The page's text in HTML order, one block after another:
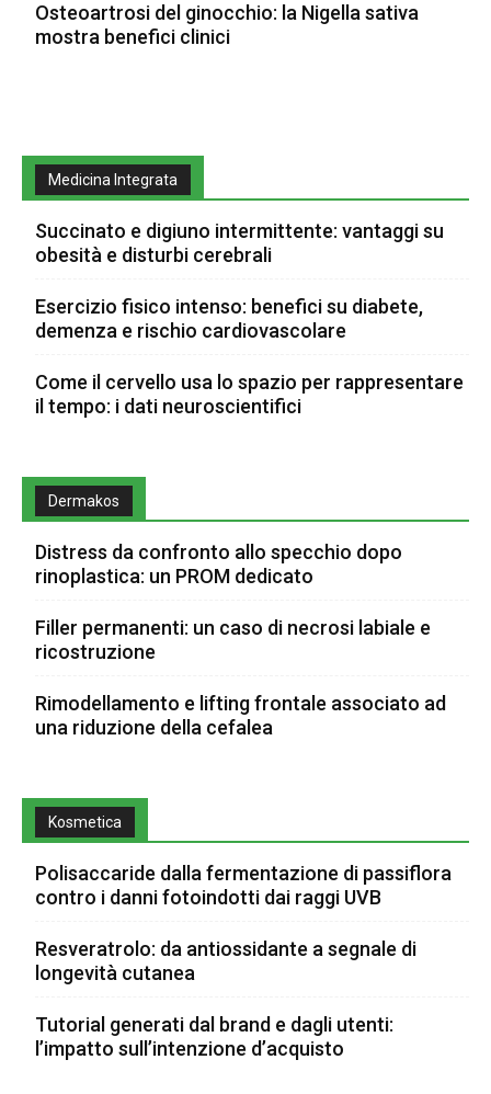
Osteoartrosi del ginocchio: la Nigella sativa
mostra benefici clinici
Medicina Integrata
Succinato e digiuno intermittente: vantaggi su
obesità e disturbi cerebrali
Esercizio fisico intenso: benefici su diabete,
demenza e rischio cardiovascolare
Come il cervello usa lo spazio per rappresentare
il tempo: i dati neuroscientifici
Dermakos
Distress da confronto allo specchio dopo
rinoplastica: un PROM dedicato
Filler permanenti: un caso di necrosi labiale e
ricostruzione
Rimodellamento e lifting frontale associato ad
una riduzione della cefalea
Kosmetica
Polisaccaride dalla fermentazione di passiflora
contro i danni fotoindotti dai raggi UVB
Resveratrolo: da antiossidante a segnale di
longevità cutanea
Tutorial generati dal brand e dagli utenti:
l’impatto sull’intenzione d’acquisto